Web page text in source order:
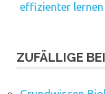
effizienter
ZUFÄLLIGE